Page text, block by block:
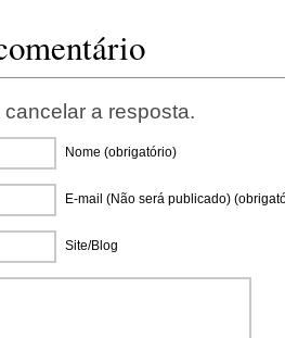
a resposta.
Nome (obrigatório)
E-mail (Não será publicado)
Site/Blog